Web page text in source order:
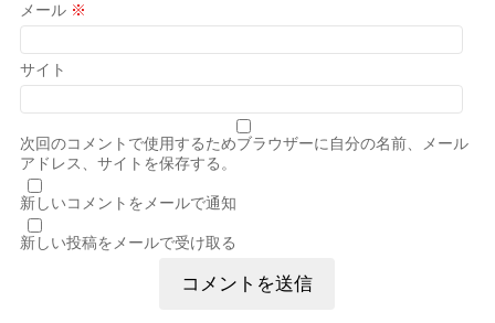
メール ※
サイト
次回のコメントで使用するためブラウザーに自分の名前、メール
アドレス、サイトを保存する。
新しいコメントをメールで通知
新しい投稿をメールで受け取る